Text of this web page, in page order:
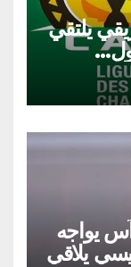
يلتقي
يواجه
يلاقي